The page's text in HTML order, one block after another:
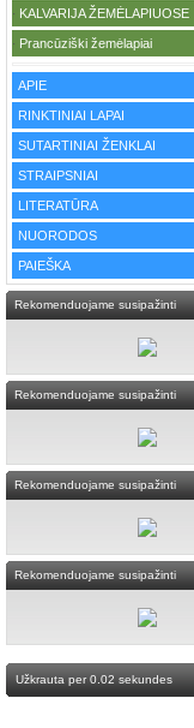
· KALVARIJA ŽEMĖLAPIUOSE
· Prancūziški žemėlapiai
APIE
RINKTINIAI LAPAI
SUTARTINIAI ŽENKLAI
STRAIPSNIAI
LITERATŪRA
NUORODOS
PAIEŠKA
Rekomenduojame susipažinti
Rekomenduojame susipažinti
Rekomenduojame susipažinti
Rekomenduojame susipažinti
Užkrauta per 0.02 sekundes